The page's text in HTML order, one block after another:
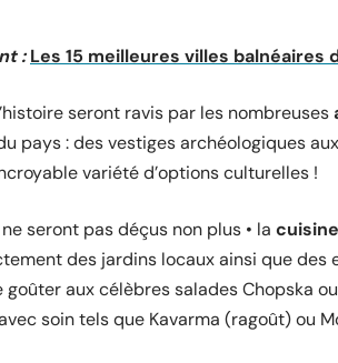
: Les 15 meilleures villes balnéaires
seront ravis par les nombreuses
pays : des vestiges archéologiques
variété d’options culturelles !
seront pas déçus non plus • la
des jardins locaux ainsi que des
goûter aux célèbres salades Chopska
soin tels que Kavarma (ragoût) ou